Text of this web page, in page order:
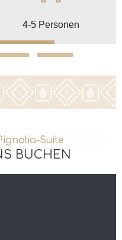
4-5 Personen
BUCHEN
Suite
BUCHEN